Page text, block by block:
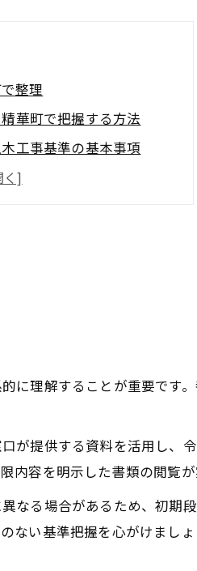
整理
華町で把握する方法
工事基準の基本事項
その要点まとめ
解説
事基準の関連性を解説
る基準の特徴
事基準の見極め方
基準の適用実例
を知る
の最新情報まとめ
工事基準の変化
基準のポイント
に理解することが重要です
が提供する資料を活用し、
容を明示した書類の閲覧が
なる場合があるため、初期
ない基準把握を心がけましょ